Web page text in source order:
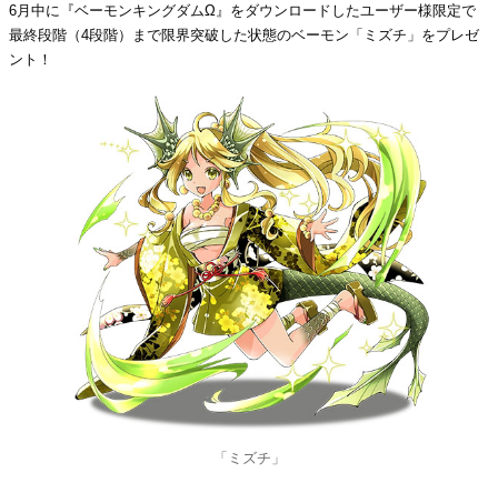
6月中に『ベーモンキングダムΩ』をダウンロードしたユーザー様限定で
最終段階（4段階）まで限界突破した状態のベーモン「ミズチ」をプレゼ
ント！
「ミズチ」